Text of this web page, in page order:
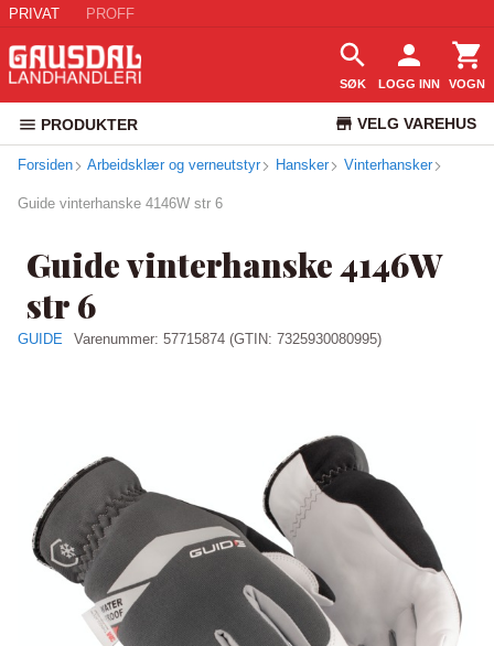
PRIVAT PROFF
SØK LOGG INN VOGN
PRODUKTER VELG VAREHUS
KUNDESERVICE
Forsiden Arbeidsklær og verneutstyr Hansker Vinterhansker
Guide vinterhanske 4146W str 6
Guide vinterhanske 4146W
str 6
GUIDE Varenummer: 57715874 (GTIN: 7325930080995)